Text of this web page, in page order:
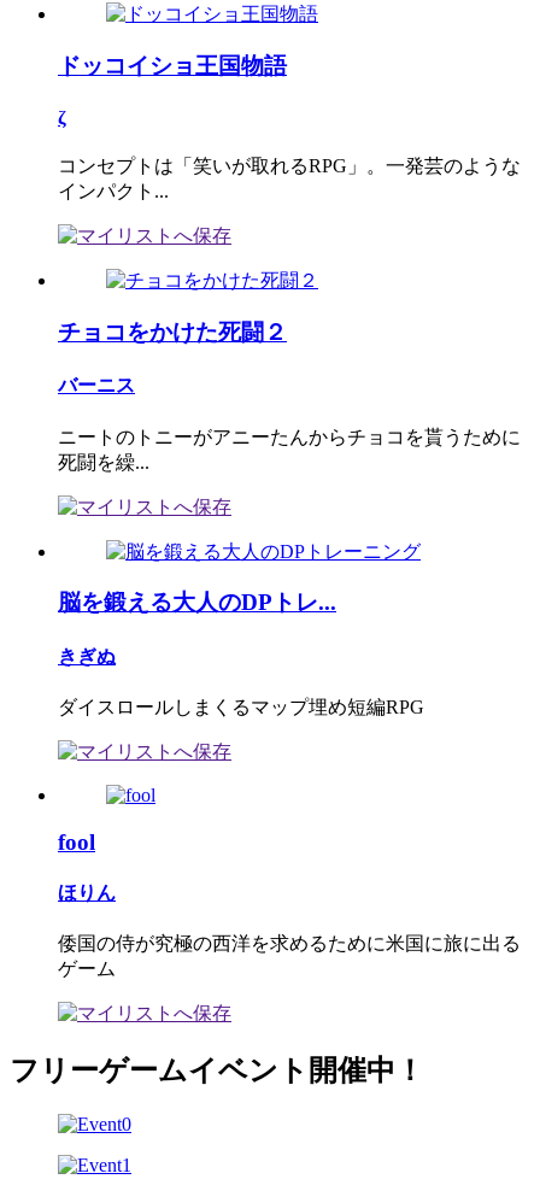
ドッコイショ王国物語
ζ
コンセプトは「笑いが取れるRPG」。一発芸のような
インパクト...
チョコをかけた死闘２
バーニス
ニートのトニーがアニーたんからチョコを貰うために
死闘を繰...
脳を鍛える大人のDPトレ...
きぎぬ
ダイスロールしまくるマップ埋め短編RPG
fool
ほりん
倭国の侍が究極の西洋を求めるために米国に旅に出る
ゲーム
フリーゲームイベント開催中！